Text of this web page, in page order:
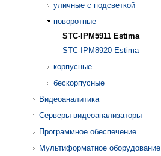
уличные с подсветкой
поворотные
STC-IPM5911 Estima
STC-IPM8920 Estima
корпусные
бескорпусные
Видеоаналитика
Серверы-видеоанализаторы
Программное обеспечение
Мультиформатное оборудование